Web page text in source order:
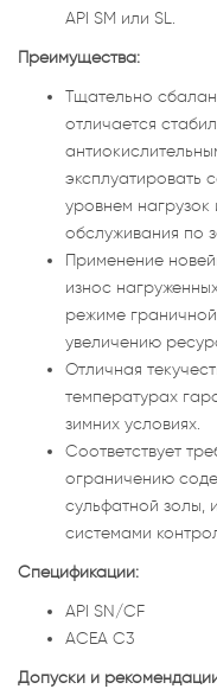
API SM или SL.
Преимущества:
Тщательно
отличается
эксплуатировать
уровнем
обслуживания по
Применение
износ
режиме
увеличению
Отличная
температурах
зимних условиях.
Соответствует
ограничению
сульфатной золы,
системами
Спецификации:
API SN/CF
ACEA C3
Допуски и